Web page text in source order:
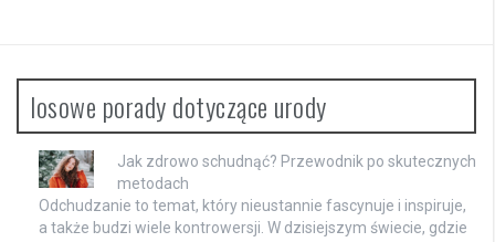
losowe porady dotyczące urody
Jak zdrowo schudnąć? Przewodnik po skutecznych
metodach
Odchudzanie to temat, który nieustannie fascynuje i inspiruje,
a także budzi wiele kontrowersji. W dzisiejszym świecie, gdzie